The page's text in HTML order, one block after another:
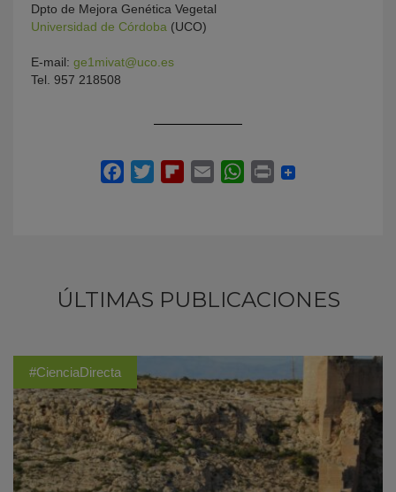
Dpto de Mejora Genética Vegetal
Universidad de Córdoba (UCO)
E-mail: ge1mivat@uco.es
Tel. 957 218508
ÚLTIMAS PUBLICACIONES
#CienciaDirecta